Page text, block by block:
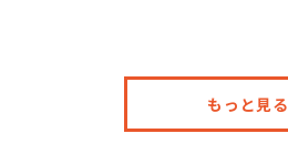
もっと見る